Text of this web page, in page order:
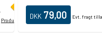
Produktdatablad
DKK 79,00 Evt. fragt